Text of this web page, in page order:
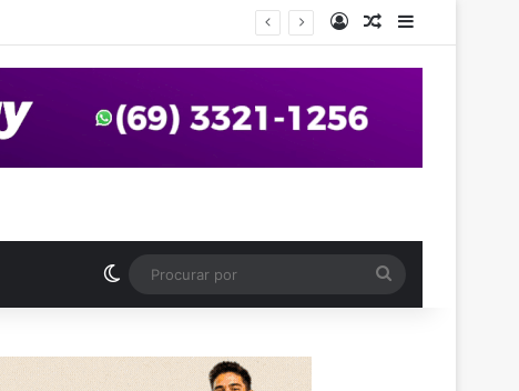
anos em praça de Vilhena EntrarArtigo aleatório
Switch skin
por